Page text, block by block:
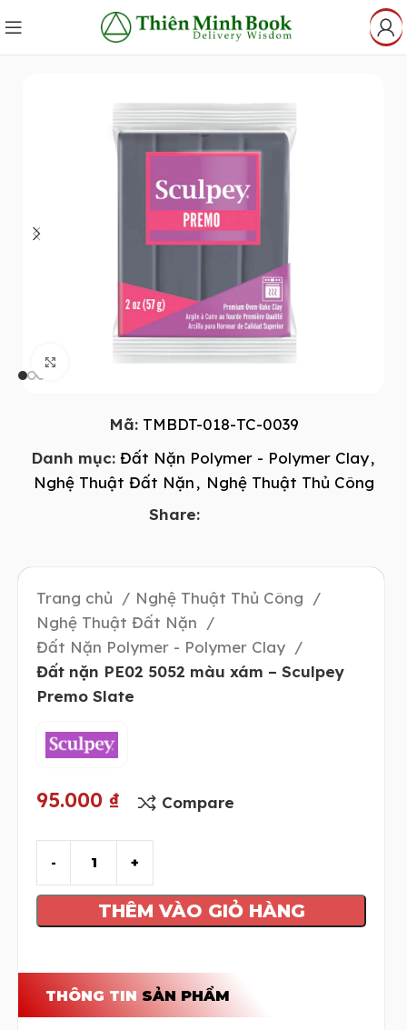
Click to enlarge
Mã: TMBDT-018-TC-0039
Danh mục: Đất Nặn Polymer - Polymer Clay,
Nghệ Thuật Đất Nặn, Nghệ Thuật Thủ Công
Share:
Trang chủ
Nghệ Thuật Thủ Công
Nghệ Thuật Đất Nặn
Đất Nặn Polymer - Polymer Clay
Đất nặn PE02 5052 màu xám – Sculpey
Premo Slate
95.000 ₫ Compare
THÊM VÀO GIỎ HÀNG
THÔNG TIN SẢN PHẨM